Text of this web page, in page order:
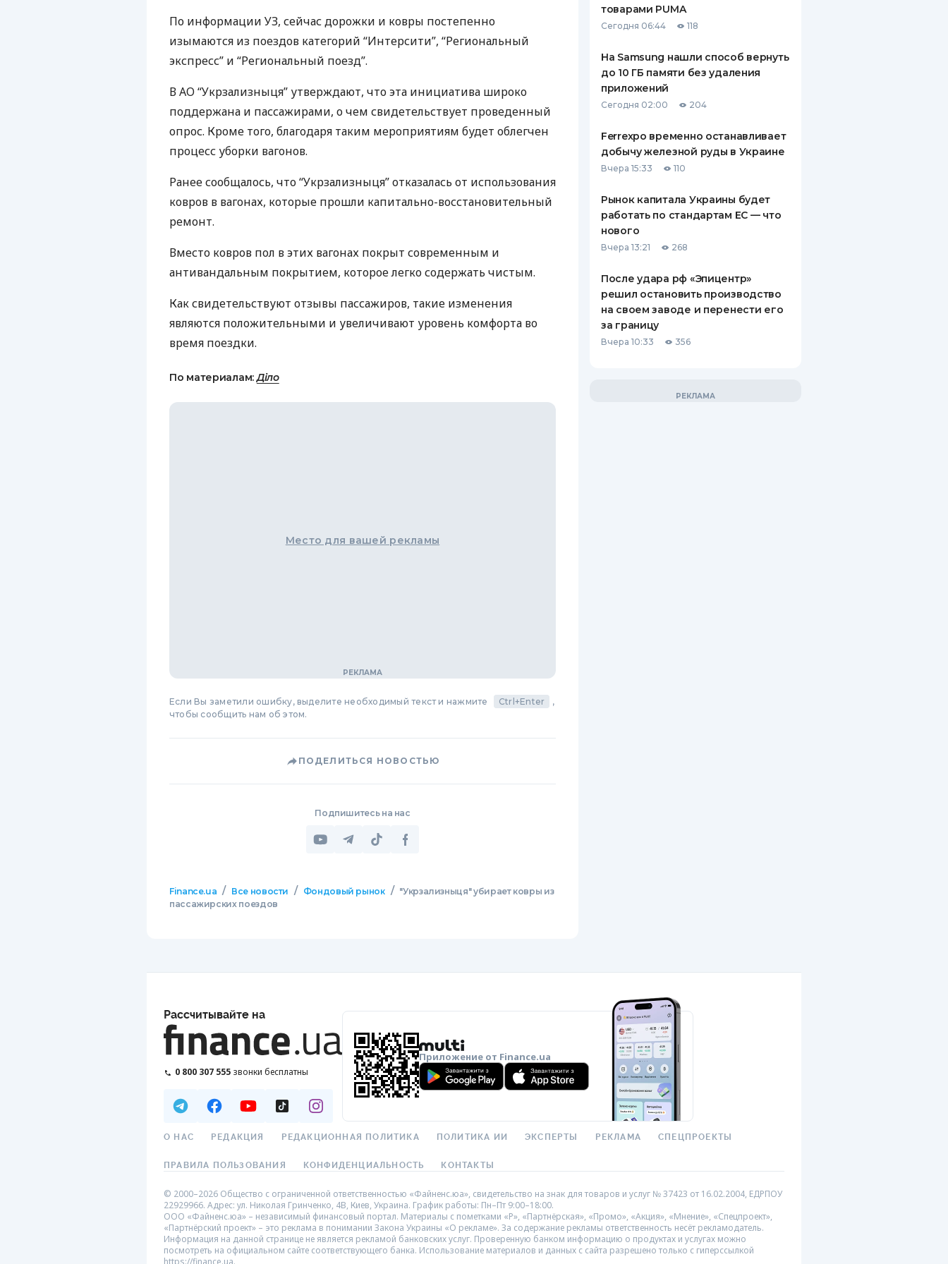
ЕЖЕМЕСЯЧНЫЙ ОБЗОР
ПУТЕВОДИТЕЛИ ПО
ВСЕ СТРАХОВЫЕ ПОЛИСЫ
СТРАХОВЫЕ КОМПАНИИ
КОМПАНИЯХ
По информации УЗ, сейчас дорожки и ковры постепенно
изымаются из поездов категорий “Интерсити”, “Региональный
экспресс” и “Региональный поезд”.
В АО “Укрзализныця” утверждают, что эта инициатива широко
поддержана и пассажирами, о чем свидетельствует проведенный
опрос. Кроме того, благодаря таким мероприятиям будет облегчен
процесс уборки вагонов.
Ранее сообщалось, что “Укрзализныця” отказалась от использования
ковров в вагонах, которые прошли капитально-восстановительный
ремонт.
Вместо ковров пол в этих вагонах покрыт современным и
антивандальным покрытием, которое легко содержать чистым.
Как свидетельствуют отзывы пассажиров, такие изменения
являются положительными и увеличивают уровень комфорта во
время поездки.
По материалам:Діло
Место для вашей рекламы
Если Вы заметили ошибку, выделите необходимый текст и нажмите Ctrl+Enter
,
чтобы сообщить нам об этом.
ПОДЕЛИТЬСЯ НОВОСТЬЮ
Подпишитесь на нас
Finance.ua / Все новости / Фондовый рынок / "Укрзализныця" убирает ковры из
пассажирских поездов
товарами PUMA
Сегодня 06:44 118
На Samsung нашли способ вернуть
до 10 ГБ памяти без удаления
приложений
Сегодня 02:00 204
Ferrexpo временно останавливает
добычу железной руды в Украине
Вчера 15:33 110
Рынок капитала Украины будет
работать по стандартам ЕС — что
нового
Вчера 13:21 268
После удара рф «Эпицентр»
решил остановить производство
на своем заводе и перенести его
за границу
Вчера 10:33 356
Рассчитывайте на
0 800 307 555 звонки бесплатны
Приложение от Finance.ua
О НАС РЕДАКЦИЯ РЕДАКЦИОННАЯ ПОЛИТИКА ПОЛИТИКА ИИ ЭКСПЕРТЫ РЕКЛАМА СПЕЦПРОЕКТЫ
ПРАВИЛА ПОЛЬЗОВАНИЯ КОНФИДЕНЦИАЛЬНОСТЬ КОНТАКТЫ
© 2000–2026 Общество с ограниченной ответственностью «Файненс.юа», свидетельство на знак для товаров и услуг № 37423 от 16.02.2004, ЕДРПОУ
22929966. Адрес: ул. Николая Гринченко, 4В, Киев, Украина. График работы: Пн–Пт 9:00–18:00.
ООО «Файненс.юа» – независимый финансовый портал. Материалы с пометками «Р», «Партнёрская», «Промо», «Акция», «Мнение», «Спецпроект»,
«Партнёрский проект» – это реклама в понимании Закона Украины «О рекламе». За содержание рекламы ответственность несёт рекламодатель.
Информация на данной странице не является рекламой банковских услуг. Проверенную банком информацию о продуктах и услугах можно
посмотреть на официальном сайте соответствующего банка. Использование материалов и данных с сайта разрешено только с гиперссылкой
https://finance.ua.